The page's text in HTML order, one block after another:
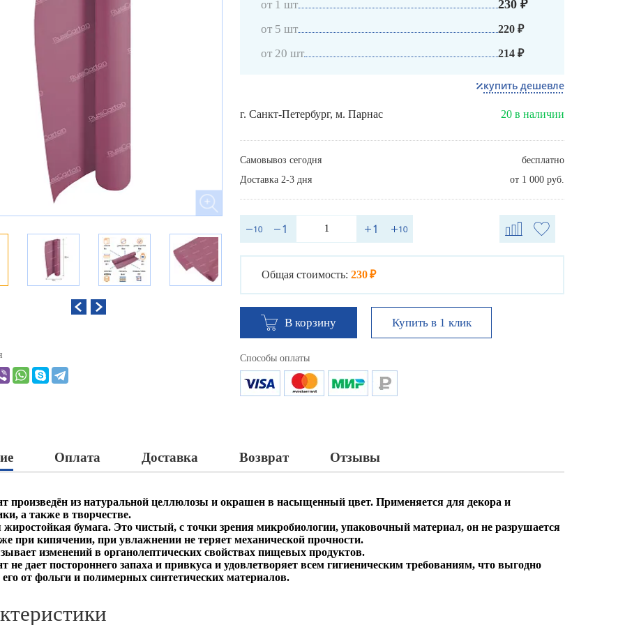
от 1 шт 230 ₽
от 5 шт 220 ₽
от 20 шт 214 ₽
купить дешевле
г. Санкт-Петербург, м. Парнас 20 в наличии
Самовывоз сегодня
бесплатно
Доставка 2-3 дня
от 1 000 руб.
Общая стоимость: 230 ₽
В корзину Купить в 1 клик
Способы оплаты
Оплата Доставка Возврат Отзывы
произведён из натуральной целлюлозы и окрашен в насыщенный цвет. Применяется для декора и
а также в творчестве.
бумага. Это чистый, с точки зрения микробиологии, упаковочный материал, он не разрушается
при кипячении, при увлажнении не теряет механической прочности.
изменений в органолептических свойствах пищевых продуктов.
не дает постороннего запаха и привкуса и удовлетворяет всем гигиеническим требованиям, что выгодно
его от фольги и полимерных синтетических материалов.